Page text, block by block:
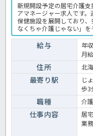
新規開設予定の居宅介護
アマネージャー求人です
保健施設を展開しており
なくちゃ介護じゃない」
うサービスを提供してい
く知りたい方は、見学や
問い合わせください。新
でのケアマネジメント経
すめです。介護支援専門
員 居宅支援事業所の求人
給与
年
月
住所 北
最寄り駅
じ
歩3
職種 介
仕事内容
居
業